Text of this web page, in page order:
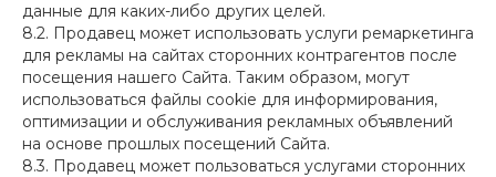
данные для каких-либо других целей.
8.2. Продавец может использовать услуги ремаркетинга
для рекламы на сайтах сторонних контрагентов после
посещения нашего Сайта. Таким образом, могут
использоваться файлы cookie для информирования,
оптимизации и обслуживания рекламных объявлений
на основе прошлых посещений Сайта.
8.3. Продавец может пользоваться услугами сторонних